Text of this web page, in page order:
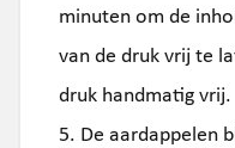
minuten om de
van de druk vrij te
druk handmatig vrij.
5. De aardappelen